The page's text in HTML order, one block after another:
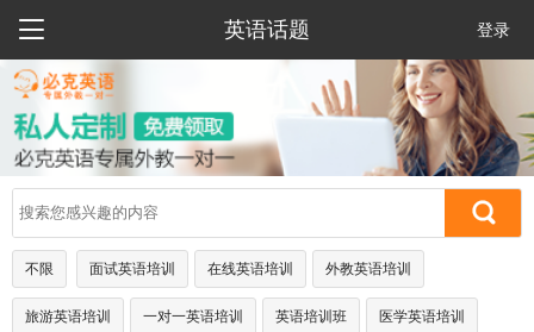
 英语话题 登录
不限 面试英语培训 在线英语培训 外教英语培训
旅游英语培训 一对一英语培训 英语培训班 医学英语培训